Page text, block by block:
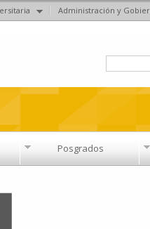
Administración y
Posgrados